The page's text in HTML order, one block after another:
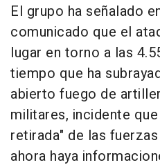
El grupo ha señalado
comunicado que el
lugar en torno a las
tiempo que ha
abierto fuego de
militares, incidente
retirada" de las
ahora haya